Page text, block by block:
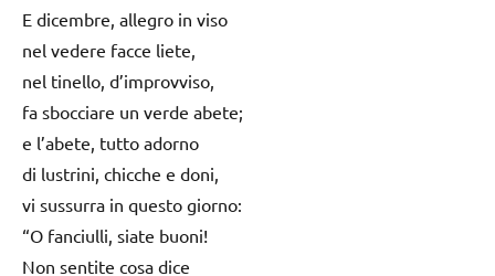
E dicembre, allegro in viso
nel vedere facce liete,
nel tinello, d’improvviso,
fa sbocciare un verde abete;
e l’abete, tutto adorno
di lustrini, chicche e doni,
vi sussurra in questo giorno:
“O fanciulli, siate buoni!
Non sentite cosa dice